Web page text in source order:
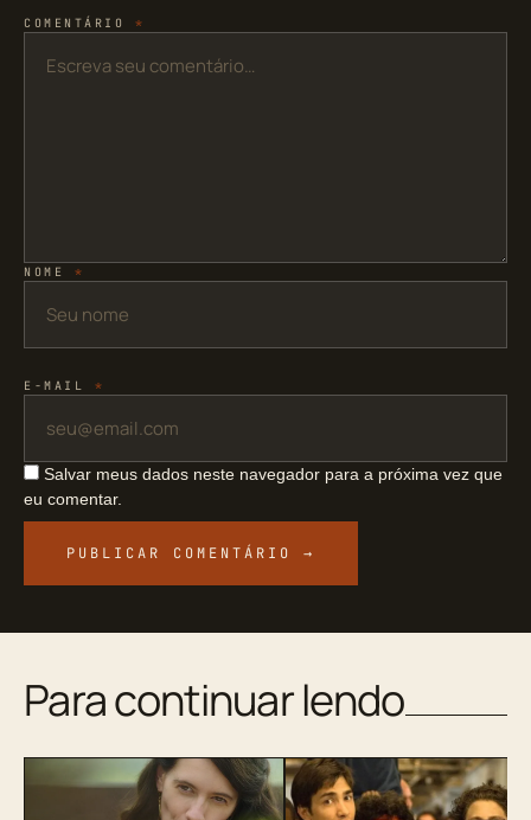
COMENTÁRIO *
NOME *
E-MAIL *
Salvar meus dados neste navegador para a próxima vez que
eu comentar.
Para continuar lendo